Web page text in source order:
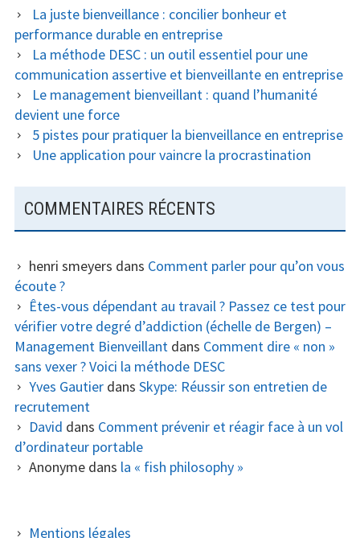
La juste bienveillance : concilier bonheur et
performance durable en entreprise
La méthode DESC : un outil essentiel pour une
communication assertive et bienveillante en entreprise
Le management bienveillant : quand l’humanité
devient une force
5 pistes pour pratiquer la bienveillance en entreprise
Une application pour vaincre la procrastination
COMMENTAIRES RÉCENTS
henri smeyers dans Comment parler pour qu’on vous
écoute ?
Êtes-vous dépendant au travail ? Passez ce test pour
vérifier votre degré d’addiction (échelle de Bergen) –
Management Bienveillantdans Comment dire « non »
sans vexer ? Voici la méthode DESC
Yves Gautierdans Skype: Réussir son entretien de
recrutement
David dans Comment prévenir et réagir face à un vol
d’ordinateur portable
Anonymedans la « fish philosophy »
Mentions légales